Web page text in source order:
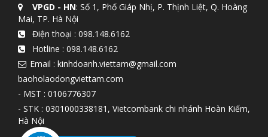
VPGD - HN: Số 1, Phố Giáp Nhị, P. Thịnh Liệt, Q. Hoàng
Mai, TP. Hà Nội
Điện thoại : 098.148.6162
Hotline : 098.148.6162
Email : kinhdoanh.viettam@gmail.com
baoholaodongviettam.com
- MST : 0106776307
- STK : 0301000338181, Vietcombank chi nhánh Hoàn Kiếm,
Hà Nội